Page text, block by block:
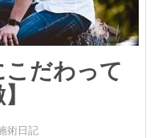
こだわって
術日記